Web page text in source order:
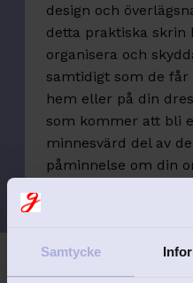
Samtycke
design och
detta praktiska skrin
organisera och
samtidigt som de
hem eller på din
som kommer att bli
minnesvärd del av
påminnelse om din